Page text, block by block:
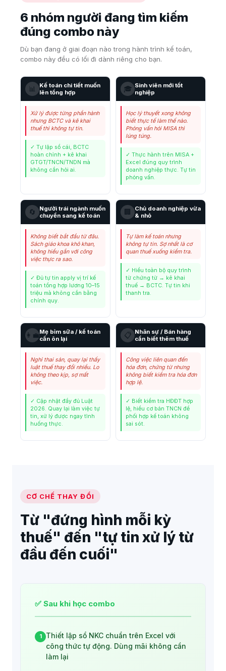
6 nhóm người đang tìm kiếm
đúng combo này
Dù bạn đang ở giai đoạn nào trong hành trình kế toán,
combo này đều có lối đi dành riêng cho bạn.
📊
Kế toán chi tiết muốn
lên tổng hợp
Xử lý được từng phần hành
nhưng BCTC và kê khai
thuế thì không tự tin.
✓ Tự lập sổ cái, BCTC
hoàn chỉnh + kê khai
GTGT/TNCN/TNDN mà
không cần hỏi ai.
🎓 Sinh viên mới tốt
nghiệp
Học lý thuyết xong không
biết thực tế làm thế nào.
Phỏng vấn hỏi MISA thì
lúng túng.
✓ Thực hành trên MISA +
Excel đúng quy trình
doanh nghiệp thực. Tự tin
phỏng vấn.
🔄
Người trái ngành muốn
chuyển sang kế toán
Không biết bắt đầu từ đâu.
Sách giáo khoa khô khan,
không hiểu gắn với công
việc thực ra sao.
✓ Đủ tự tin apply vị trí kế
toán tổng hợp lương 10–15
triệu mà không cần bằng
chính quy.
🏢
Chủ doanh nghiệp vừa
& nhỏ
Tự làm kế toán nhưng
không tự tin. Sợ nhất là cơ
quan thuế xuống kiểm tra.
✓ Hiểu toàn bộ quy trình
từ chứng từ → kê khai
thuế → BCTC. Tự tin khi
thanh tra.
👩‍💼Mẹ bỉm sữa / kế toán
cần ôn lại
Nghỉ thai sản, quay lại thấy
luật thuế thay đổi nhiều. Lo
không theo kịp, sợ mất
việc.
✓ Cập nhật đầy đủ Luật
2026. Quay lại làm việc tự
tin, xử lý được ngay tình
huống thực.
📋 Nhân sự / Bán hàng
cần biết thêm thuế
Công việc liên quan đến
hóa đơn, chứng từ nhưng
không biết kiểm tra hóa đơn
hợp lệ.
✓ Biết kiểm tra HĐĐT hợp
lệ, hiểu cơ bản TNCN để
phối hợp kế toán không
sai sót.
CƠ CHẾ THAY ĐỔI
Từ "đứng hình mỗi kỳ
thuế" đến "tự tin xử lý từ
đầu đến cuối"
✅ Sau khi học combo
1
Thiết lập sổ NKC chuẩn trên Excel với
công thức tự động. Dùng mãi không cần
làm lại